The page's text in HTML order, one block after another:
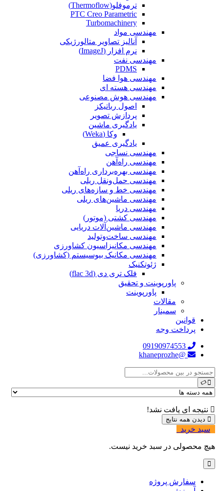
ترموفلو(Thermoflow)
PTC Creo Parametric
Turbomachinery
مهندسی مواد
آنالیز تصاویر متالورژیکی
نرم افزار (ImageJ)
مهندسی نفت
PDMS
مهندسی هوا فضا
مهندسی هسته ای
مهندسی هوش مصنوعی
اصول رباتیکز
پردازش تصویر
یادگیری ماشین
وکا (Weka)
یادگیری عمیق
مهندسی نساجی
مهندسی راه‌آهن
مهندسی بهره‌برداری راه‌آهن
مهندسی حمل‌ونقل ریلی
مهندسی خط و سازه‌های ریلی
مهندسی ماشین‌های ریلی
مهندسی دریا
مهندسی کشتی (موتور)
مهندسی ماشین‌آلات دریایی
مهندسی ساخت‌وتولید
مهندسی مکانیزاسیون کشاورزی
مهندسی مکانیک بیوسیستم (کشاورزی)
ژئوتکنیک
فلک تری دی (flac 3d)
پاورپوینت و تحقیق
پاورپوینت
مقالات
سمینار
قوانین
پرداخت وجه
09190974553
@khaneprozhe
نتیجه ای یافت نشد!
سبد خرید
هیچ محصولی در سبد خرید نیست.
سفارش پروژه